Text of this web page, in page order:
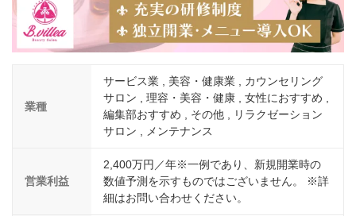
中国
九州・沖縄
夫婦で開業
脱サラで開業
法人様オススメ
副業・サイドビジネス
業種
サービス業 , 美容・健康業 , カウンセリング
サロン , 理容・美容・健康 , 女性におすすめ ,
編集部おすすめ , その他 , リラクゼーション
サロン , メンテナンス
営業利益
2,400万円／年※一例であり、新規開業時の
数値予測を示すものではございません。 ※詳
細はお問い合わせください。